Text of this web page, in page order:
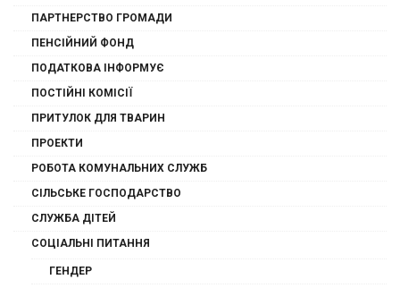
ПАРТНЕРСТВО ГРОМАДИ
ПЕНСІЙНИЙ ФОНД
ПОДАТКОВА ІНФОРМУЄ
ПОСТІЙНІ КОМІСІЇ
ПРИТУЛОК ДЛЯ ТВАРИН
ПРОЕКТИ
РОБОТА КОМУНАЛЬНИХ СЛУЖБ
СІЛЬСЬКЕ ГОСПОДАРСТВО
СЛУЖБА ДІТЕЙ
СОЦІАЛЬНІ ПИТАННЯ
ГЕНДЕР